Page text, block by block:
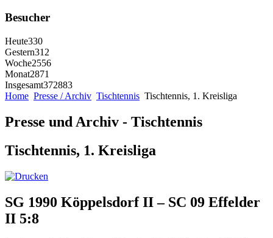
Besucher
Heute330
Gestern312
Woche2556
Monat2871
Insgesamt372883
Home Presse / Archiv Tischtennis Tischtennis, 1. Kreisliga
Presse und Archiv - Tischtennis
Tischtennis, 1. Kreisliga
SG 1990 Köppelsdorf II – SC 09 Effelder
II 5:8